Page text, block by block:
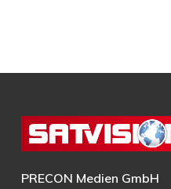
PRECON Medien GmbH